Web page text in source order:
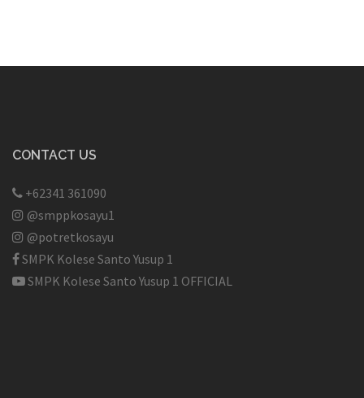
CONTACT US
+62341 361090
@smppkosayu1
@potretkosayu
SMPK Kolese Santo Yusup 1
SMPK Kolese Santo Yusup 1 OFFICIAL